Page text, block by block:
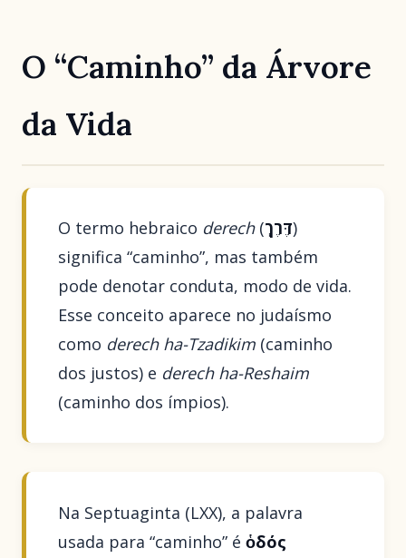
O “Caminho” da Árvore
da Vida
O termo hebraico derech(דֶּרֶךְ)
significa “caminho”, mas também
pode denotar conduta, modo de vida.
Esse conceito aparece no judaísmo
como derech ha-Tzadikim (caminho
dos justos) e derech ha-Reshaim
(caminho dos ímpios).
Na Septuaginta (LXX), a palavra
usada para “caminho” éὁδός